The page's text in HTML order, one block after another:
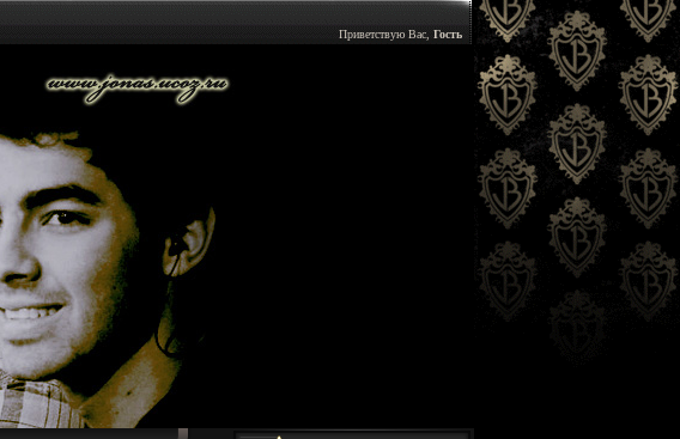
Приветствую Вас, Гость